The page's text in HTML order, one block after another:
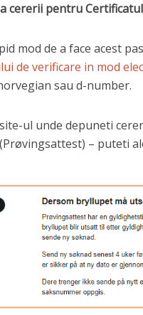
cererii pentru
mod de a face acest
de verificare in mod
sau d-number.
ul unde depuneti
– puteti